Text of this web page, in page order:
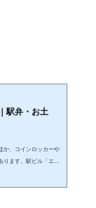
駅弁・お土
か、コインロッカーや
ります。駅ビル「エス